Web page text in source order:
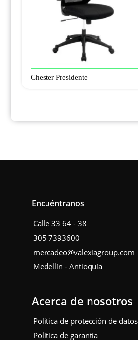
Chester Presidente
Encuéntranos
Calle 33 64 - 38
305 7393600
mercadeo@valexiagroup.com
Medellín - Antioquía
Acerca de nosotros
Politica de protección de datos
Politica de garantía